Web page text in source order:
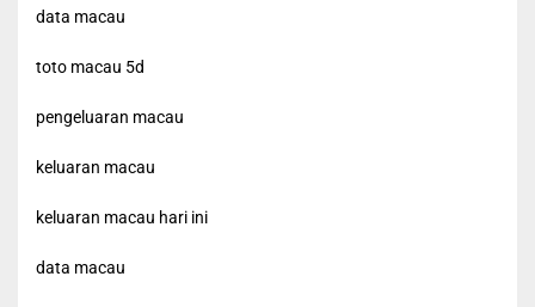
data macau
toto macau 5d
pengeluaran macau
keluaran macau
keluaran macau hari ini
data macau